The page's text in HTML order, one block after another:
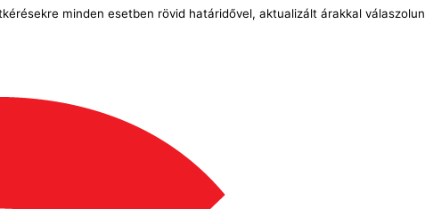
minden esetben rövid határidővel, aktualizált árakkal